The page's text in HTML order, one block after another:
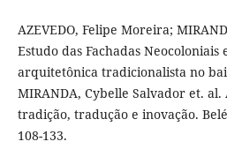
AZEVEDO, Felipe Moreira;
Estudo das Fachadas
arquitetônica tradicionalista no
MIRANDA, Cybelle Salvador et.
tradição, tradução e inovação.
108-133.